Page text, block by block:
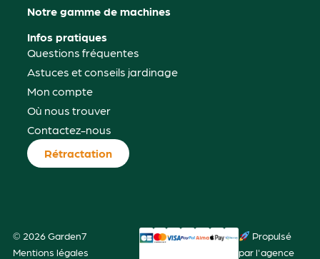
Notre gamme de machines
Infos pratiques
Questions fréquentes
Astuces et conseils jardinage
Mon compte
Où nous trouver
Contactez-nous
Rétractation
© 2026 Garden7
Mentions légales
Propulsé
par l'agence